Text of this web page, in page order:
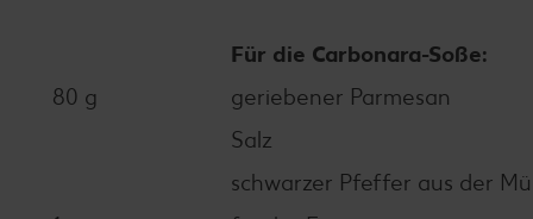
Für die Carbonara-Soße:
80 g
geriebener Parmesan
Salz
schwarzer Pfeffer aus der